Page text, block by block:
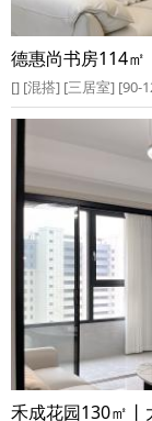
德惠尚书房114
[] [混搭] [三居室] [90-
禾成花园130㎡